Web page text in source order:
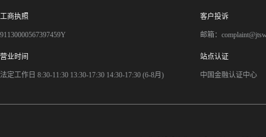
工商执照
91130000567397459Y
客户投诉
邮箱：
营业时间
法定工作日 8:30-11:30 13:30-17:30 14:30-17:30 (6-8月)
站点认证
中国金融认证中心